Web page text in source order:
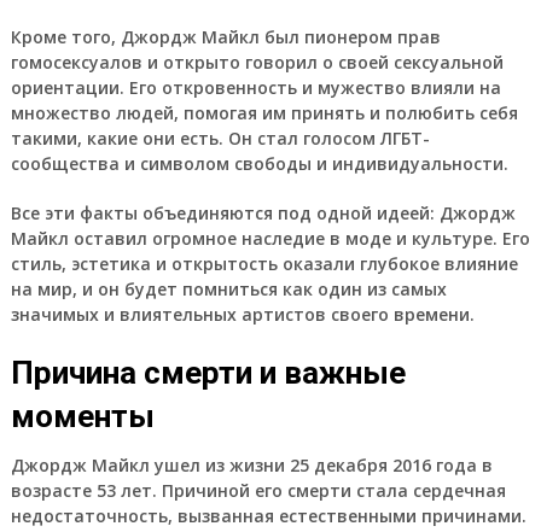
Кроме того, Джордж Майкл был пионером прав
гомосексуалов и открыто говорил о своей сексуальной
ориентации. Его откровенность и мужество влияли на
множество людей, помогая им принять и полюбить себя
такими, какие они есть. Он стал голосом ЛГБТ-
сообщества и символом свободы и индивидуальности.
Все эти факты объединяются под одной идеей: Джордж
Майкл оставил огромное наследие в моде и культуре. Его
стиль, эстетика и открытость оказали глубокое влияние
на мир, и он будет помниться как один из самых
значимых и влиятельных артистов своего времени.
Причина смерти и важные
моменты
Джордж Майкл ушел из жизни 25 декабря 2016 года в
возрасте 53 лет. Причиной его смерти стала сердечная
недостаточность, вызванная естественными причинами.